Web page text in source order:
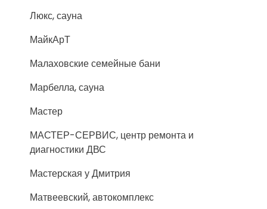
Люкс, сауна
МайкАрТ
Малаховские семейные бани
Марбелла, сауна
Мастер
МАСТЕР-СЕРВИС, центр ремонта и
диагностики ДВС
Мастерская у Дмитрия
Матвеевский, автокомплекс